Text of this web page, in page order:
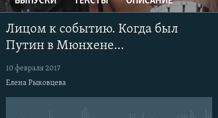
содержанию
Вернутся
главной
Вернутся
поиску
ЦИТАТЫ СВОБОДЫ
МНЕНИЯ
КУЛЬТУРА
КАВКАЗ.РЕАЛИИ
СЕВЕР.РЕАЛИИ
Подписаться
Лицом к событию. Когда был
Путин в Мюнхене...
10 февраля 2017
Елена Рыковцева